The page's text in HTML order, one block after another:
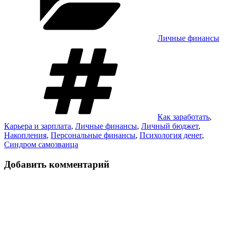
Личные финансы
Как заработать,
Карьера и зарплата, Личные финансы, Личный бюджет,
Накопления, Персональные финансы, Психология денег,
Синдром самозванца
Добавить комментарий